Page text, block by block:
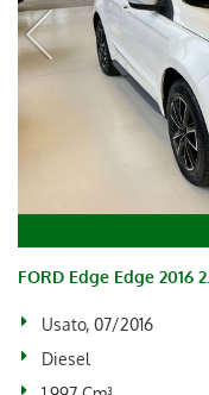
FORD Edge Edge 2016
Usato, 07/2016
Diesel